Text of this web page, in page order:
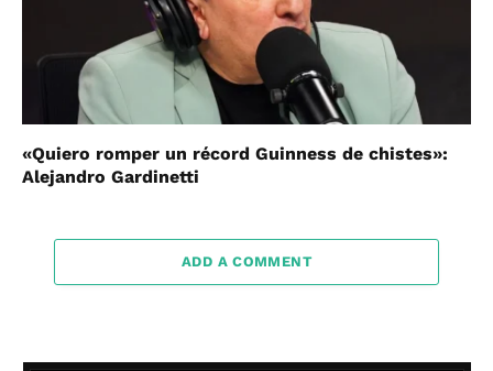
«Quiero romper un récord Guinness de chistes»:
Alejandro Gardinetti
ADD A COMMENT